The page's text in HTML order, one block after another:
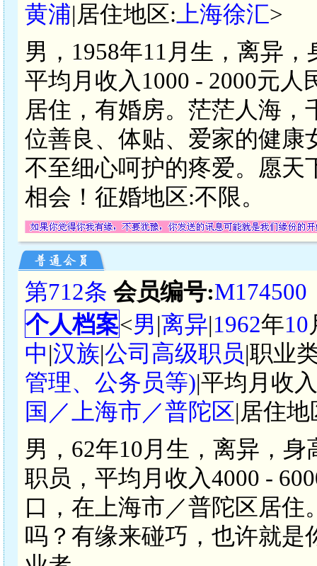
黄浦|居住地区: 上海徐汇>
男，1958年11月生，离异
平均月收入1000 - 2000元
居住，有婚房。茫茫人海
位善良、体贴、爱家的健康
不至细心呵护的疼爱。愿天
相会！征婚地区:不限。
第712条 会员编号:M174500
个人档案<男|离异|1962年10
中|汉族|公司高级职员|职业
管理、公务员等)|平均月收
国／上海市／普陀区|居住地
男，62年10月生，离异，
职员，平均月收入4000 -
口，在上海市／普陀区居
吗？有缘来碰巧，也许就是